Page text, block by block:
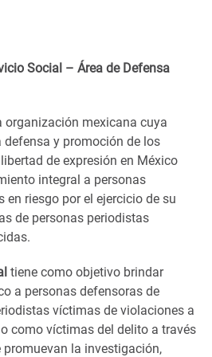
Social – Área de Defensa
organización mexicana cuya
y promoción de los
de expresión en México
integral a personas
en riesgo por el ejercicio de su
de personas periodistas
tiene como objetivo brindar
a personas defensoras de
víctimas de violaciones a
como víctimas del delito a través
la investigación,